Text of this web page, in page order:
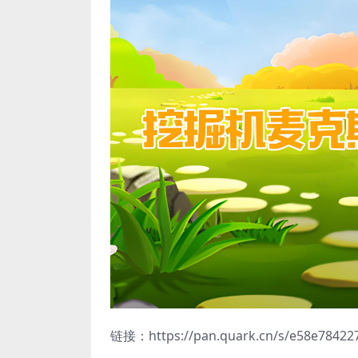
链接：https://pan.quark.cn/s/